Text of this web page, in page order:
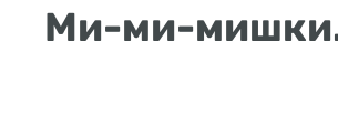
Ми-ми-мишки.